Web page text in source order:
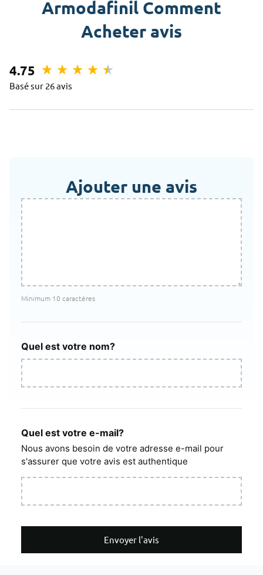
Armodafinil Comment
Acheter avis
4.75
Basé sur 26 avis
Ajouter une avis
Minimum 10 caractères
Quel est votre nom?
Quel est votre e-mail?
Nous avons besoin de votre adresse e-mail pour
s'assurer que votre avis est authentique
Envoyer l'avis